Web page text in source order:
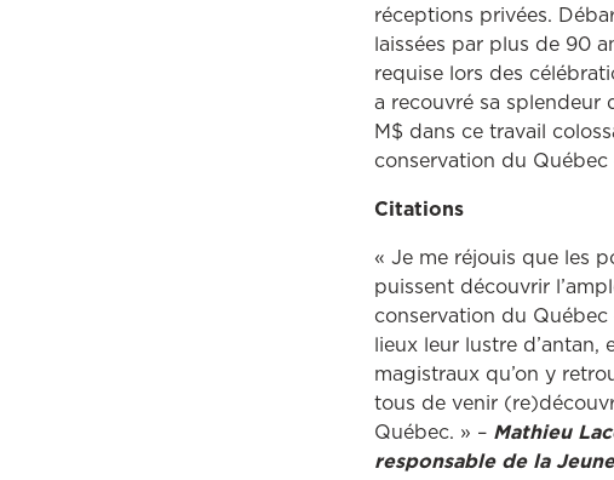
réceptions privées.
laissées par plus de 90
requise lors des
a recouvré sa splendeur
M$ dans ce travail
conservation du
Citations
« Je me réjouis que les
puissent découvrir
conservation du
lieux leur lustre d’antan,
magistraux qu’on y
tous de venir
Québec. » – Mathieu
responsable de la